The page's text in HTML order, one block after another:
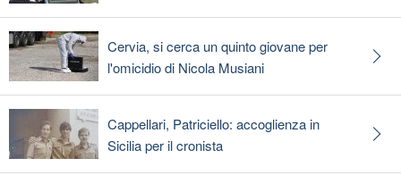
Cervia, si cerca un quinto giovane per
l'omicidio di Nicola Musiani
Cappellari, Patriciello: accoglienza in
Sicilia per il cronista